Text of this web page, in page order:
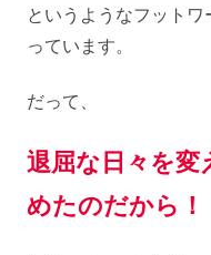
というようなフット
っています。
だって、
退屈な日々を
めたのだから！